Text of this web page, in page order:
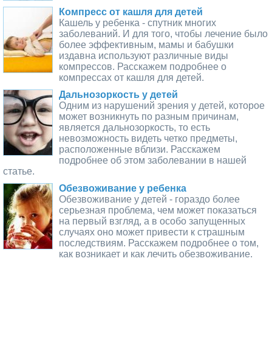
Компресс от кашля для детей
Кашель у ребенка - спутник многих
заболеваний. И для того, чтобы лечение было
более эффективным, мамы и бабушки
издавна используют различные виды
компрессов. Расскажем подробнее о
компрессах от кашля для детей.
Дальнозоркость у детей
Одним из нарушений зрения у детей, которое
может возникнуть по разным причинам,
является дальнозоркость, то есть
невозможность видеть четко предметы,
расположенные вблизи. Расскажем
подробнее об этом заболевании в нашей
статье.
Обезвоживание у ребенка
Обезвоживание у детей - гораздо более
серьезная проблема, чем может показаться
на первый взгляд, а в особо запущенных
случаях оно может привести к страшным
последствиям. Расскажем подробнее о том,
как возникает и как лечить обезвоживание.